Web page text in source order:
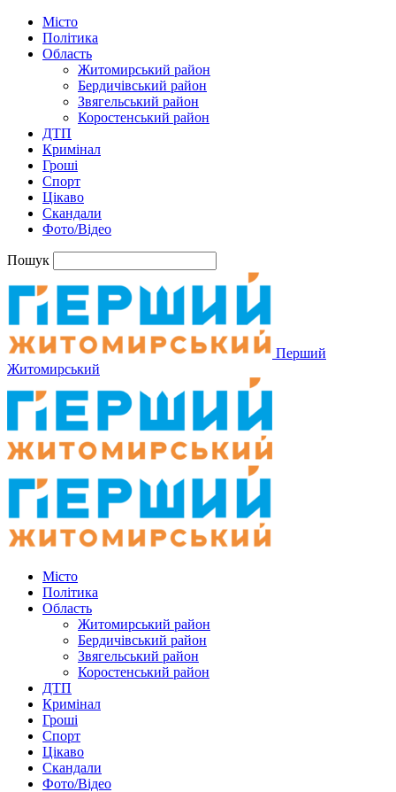
Місто
Політика
Область
Житомирський район
Бердичівський район
Звягельський район
Коростенський район
ДТП
Кримінал
Гроші
Спорт
Цікаво
Скандали
Фото/Відео
Пошук
Перший
Житомирський
Місто
Політика
Область
Житомирський район
Бердичівський район
Звягельський район
Коростенський район
ДТП
Кримінал
Гроші
Спорт
Цікаво
Скандали
Фото/Відео